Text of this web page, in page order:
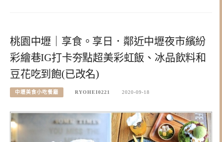
桃園中壢｜享食。享日．鄰近中壢夜市繽紛
彩繪巷IG打卡夯點超美彩虹飯、冰品飲料和
豆花吃到飽(已改名)
中壢美食小吃餐廳 RYOHEI0221 2020-09-18